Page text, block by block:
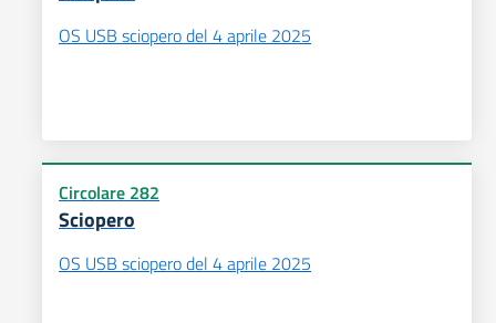
OS USB sciopero del 4 aprile 2025
Circolare 282
Sciopero
OS USB sciopero del 4 aprile 2025